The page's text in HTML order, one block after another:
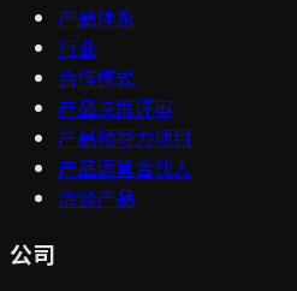
产品体系
行业
合作模式
产品决策评审
产品领导力项目
产品运营合伙人
洽谈产品
公司